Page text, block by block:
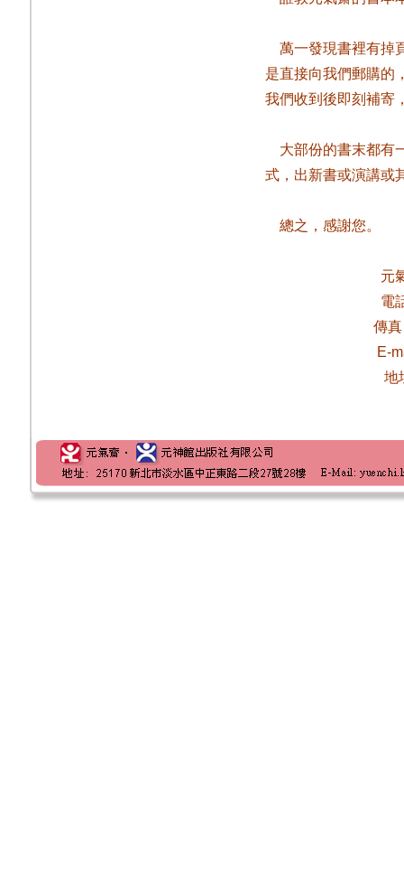
萬一發現書裡有掉
是直接向我們郵購的
我們收到後即刻補寄
大部份的書末都有
式，出新書或演講或
總之，感謝您。
元
電
傳
E-
地址 25170